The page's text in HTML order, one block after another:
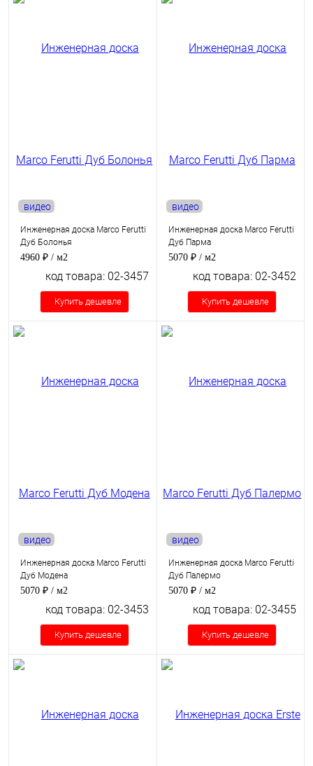
видео
Инженерная доска Marco Ferutti
Дуб Болонья
4960 ₽ / м2
код товара: 02-3457
Купить дешевле
видео
Инженерная доска Marco Ferutti
Дуб Парма
5070 ₽ / м2
код товара: 02-3452
Купить дешевле
видео
Инженерная доска Marco Ferutti
Дуб Модена
5070 ₽ / м2
код товара: 02-3453
Купить дешевле
видео
Инженерная доска Marco Ferutti
Дуб Палермо
5070 ₽ / м2
код товара: 02-3455
Купить дешевле